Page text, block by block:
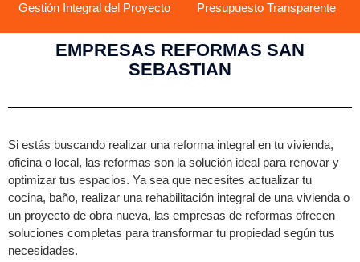
Gestión Integral del Proyecto Presupuesto Transparente
EMPRESAS REFORMAS SAN
SEBASTIAN
Si estás buscando realizar una reforma integral en tu vivienda,
oficina o local, las reformas son la solución ideal para renovar y
optimizar tus espacios. Ya sea que necesites actualizar tu
cocina, baño, realizar una rehabilitación integral de una vivienda o
un proyecto de obra nueva, las empresas de reformas ofrecen
soluciones completas para transformar tu propiedad según tus
necesidades.